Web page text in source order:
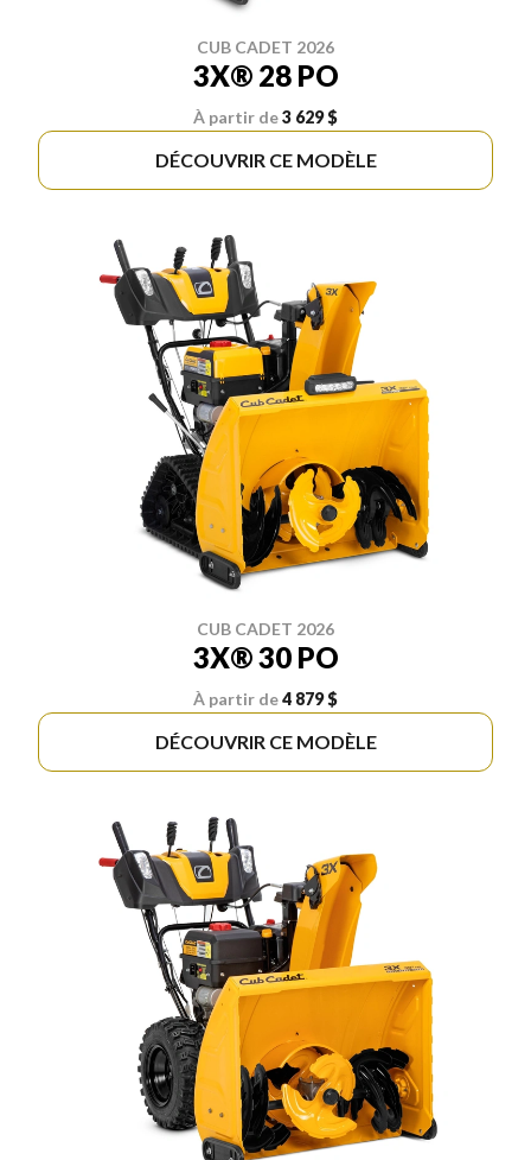
CUB CADET 2026
3X® 28 PO
À partir de3 629 $
DÉCOUVRIR CE MODÈLE
CUB CADET 2026
3X® 30 PO
À partir de4 879 $
DÉCOUVRIR CE MODÈLE